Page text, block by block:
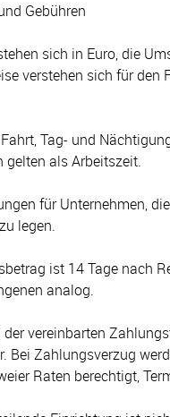
Gebühren
sich in Euro, die
verstehen sich für
Tag- und
gelten als Arbeitszeit.
für Unternehmen,
legen.
ist 14 Tage nach
analog.
vereinbarten
Bei Zahlungsverzug
Raten berechtigt,